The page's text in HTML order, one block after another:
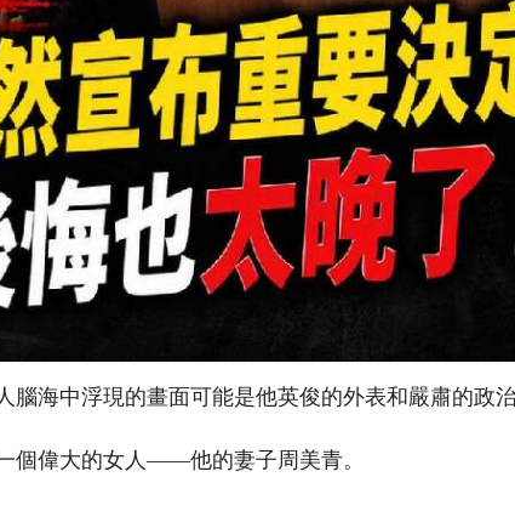
腦海中浮現的畫面可能是他英俊的外表和嚴肅的政
個偉大的女人——他的妻子周美青。